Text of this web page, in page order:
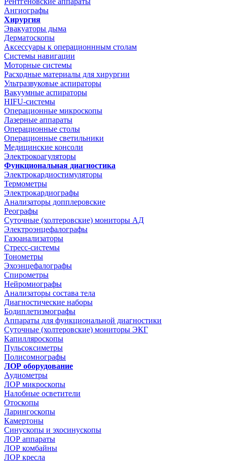
Ангиографы
Хирургия
Эвакуаторы дыма
Дерматоскопы
Аксессуары к операционнным столам
Системы навигации
Моторные системы
Расходные материалы для хирургии
Ультразвуковые аспираторы
Вакуумные аспираторы
HIFU-системы
Операционные микроскопы
Лазерные аппараты
Операционные столы
Операционные светильники
Медицинские консоли
Электрокоагуляторы
Функциональная диагностика
Электрокардиостимуляторы
Термометры
Электрокардиографы
Анализаторы допплеровские
Реографы
Суточные (холтеровские) мониторы АД
Электроэнцефалографы
Газоанализаторы
Стресс-системы
Тонометры
Эхоэнцефалографы
Спирометры
Нейромиографы
Анализаторы состава тела
Диагностические наборы
Бодиплетизмографы
Аппараты для функциональной диагностики
Суточные (холтеровские) мониторы ЭКГ
Капилляроскопы
Пульсоксиметры
Полисомнографы
ЛОР оборудование
Аудиометры
ЛОР микроскопы
Налобные осветители
Отоскопы
Ларингоскопы
Камертоны
Синускопы и эхосинускопы
ЛОР аппараты
ЛОР комбайны
ЛОР кресла